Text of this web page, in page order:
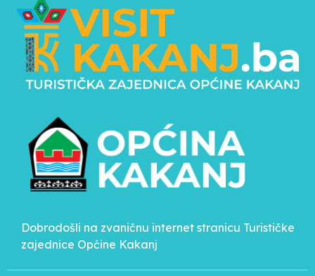
Dobrodošli na zvaničnu internet stranicu Turističke
zajednice Općine Kakanj